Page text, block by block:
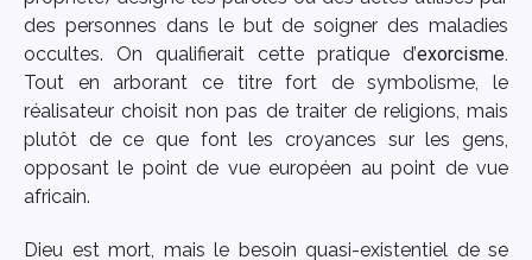
des personnes dans le but de soigner des maladies
occultes. On qualifierait cette pratique d’exorcisme.
Tout en arborant ce titre fort de symbolisme, le
réalisateur choisit non pas de traiter de religions, mais
plutôt de ce que font les croyances sur les gens,
opposant le point de vue européen au point de vue
africain.
Dieu est mort, mais le besoin quasi-existentiel de se